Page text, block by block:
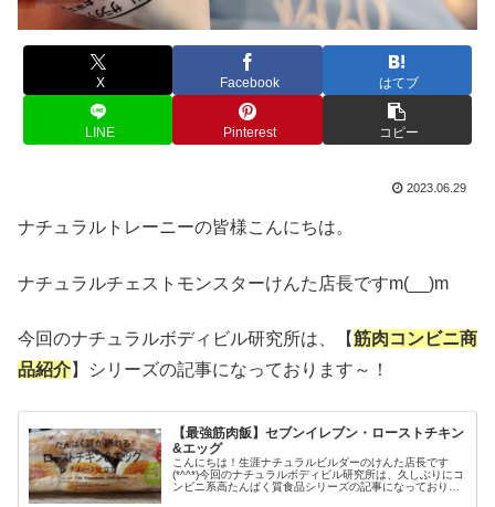
X Facebook はてブ
LINE Pinterest コピー
2023.06.29
ナチュラルトレーニーの皆様こんにちは。
ナチュラルチェストモンスターけんた店長ですm(__)m
今回のナチュラルボディビル研究所は、【筋肉コンビニ商
品紹介】シリーズの記事になっております～！
【最強筋肉飯】セブンイレブン・ローストチキン
&エッグ
こんにちは！生涯ナチュラルビルダーのけんた店長です
(*^^*)今回のナチュラルボディビル研究所は、久しぶりにコ
ンビニ系高たんぱく質食品シリーズの記事になっておりま